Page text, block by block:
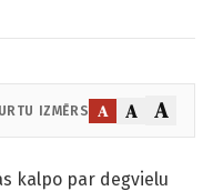
IZMĒRS A A A
kalpo par degvielu